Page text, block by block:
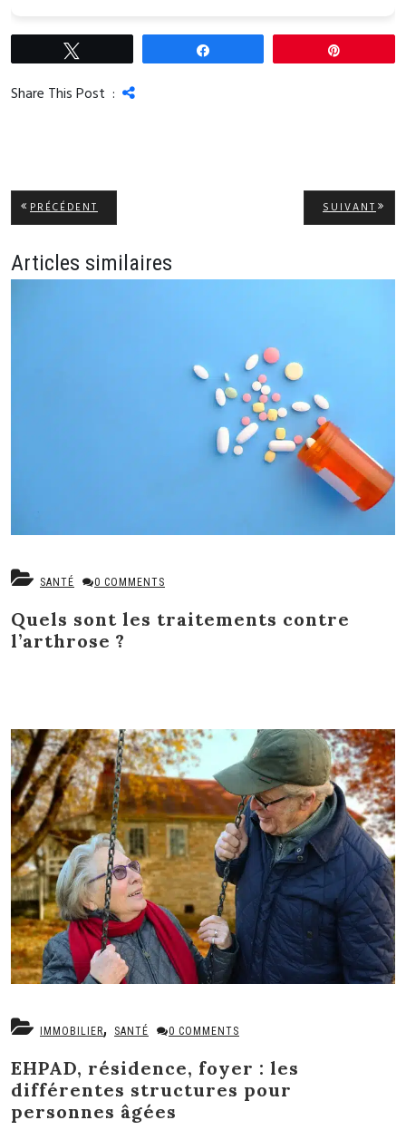
Share This Post :
Navigation
de
l’article
PRÉCÉDENT
PRÉCÉDENT:
SUIVANT
Articles similaires
SANTÉ 0 COMMENTS
Quels sont les traitements contre
l’arthrose ?
IMMOBILIER, SANTÉ 0 COMMENTS
EHPAD, résidence, foyer : les
différentes structures pour
personnes âgées